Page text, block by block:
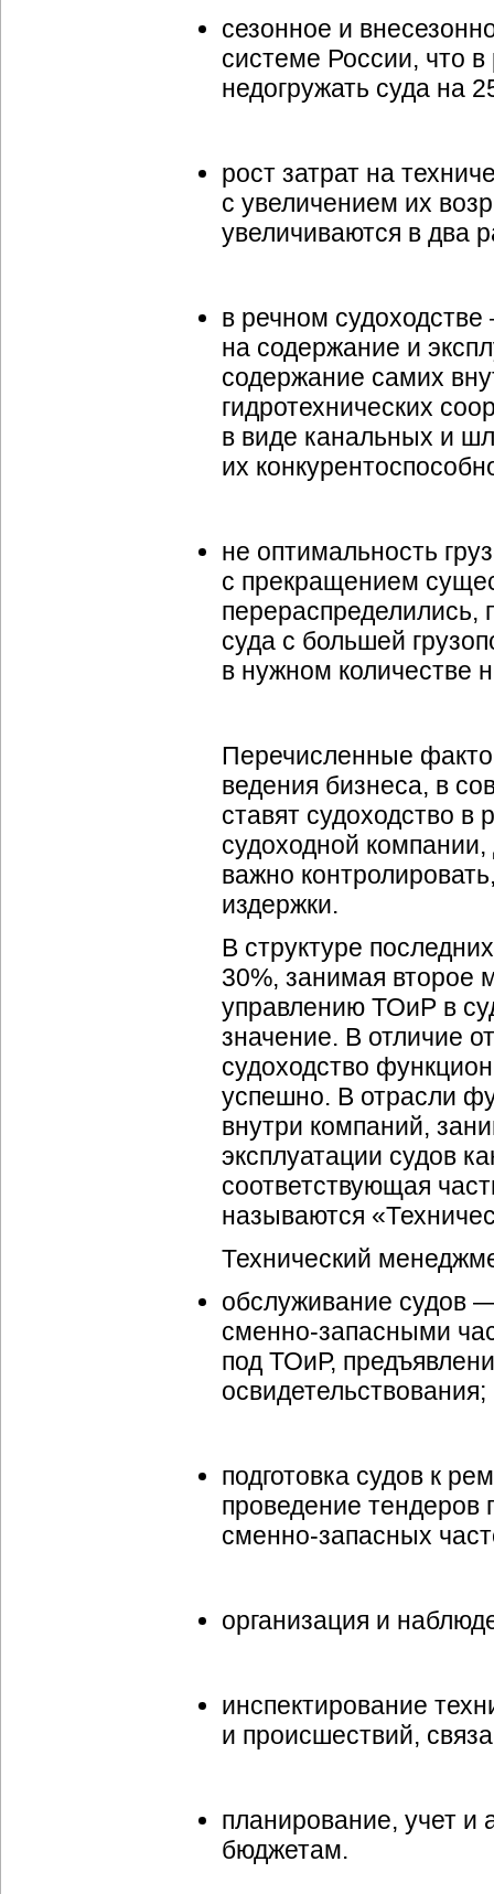
сезонное и
системе России, что
недогружать суда на
рост затрат на
с увеличением их
увеличиваются в два
в речном
на содержание и
содержание самих
гидротехнических
в виде канальных и
их
не оптимальность
с прекращением
перераспределились,
суда с большей
в нужном количестве
Перечисленные
ведения бизнеса, в
ставят судоходство
судоходной
важно
издержки.
В структуре
30%, занимая второе
управлению ТОиР в
значение. В отличие
судоходство
успешно. В отрасли
внутри компаний,
эксплуатации судов
соответствующая
называются
Технический
обслуживание судов
сменно-запасными
под ТОиР,
освидетельствования;
подготовка судов к
проведение тендеров
сменно-запасных
организация и
инспектирование
и происшествий,
планирование, учет и
бюджетам.